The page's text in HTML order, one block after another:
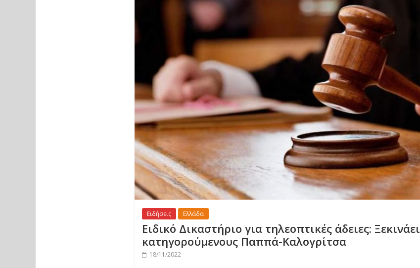
Ειδήσεις Ελλάδα
Ειδικό Δικαστήριο για τηλεοπτικές άδειες:
κατηγορούμενους Παππά-Καλογρίτσα
18/11/2022